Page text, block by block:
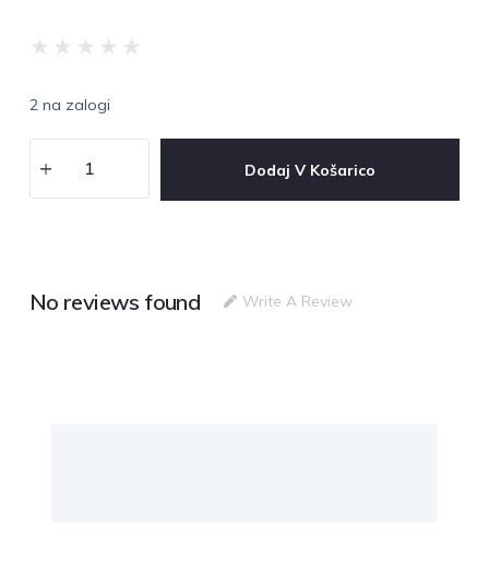
★ ★ ★ ★ ★
2 na zalogi
Dodaj V Košarico
No reviews found Write A Review